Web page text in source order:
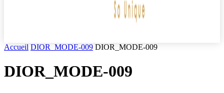
Accueil DIOR_MODE-009 DIOR_MODE-009
DIOR_MODE-009